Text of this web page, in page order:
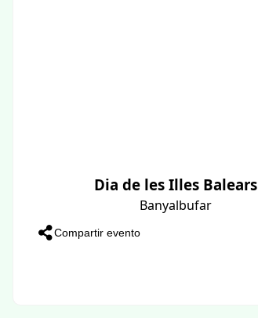
Dia de les Illes Balears
Banyalbufar
Compartir evento